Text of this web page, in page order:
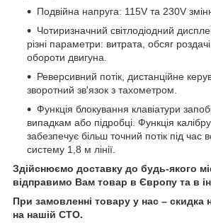
Подвійна напруга: 115V та 230V
Чотиризначний світлодіодний
різні параметри: витрата, обсяг
обороти двигуна.
Реверсивний потік, дистанційне
зворотний зв'язок з тахометром.
Функція блокування клавіатури
випадкам або підробці. Функція
забезпечує більш точний потік під час
систему 1,8 м лінії.
Здійснюємо доставку до будь-якого
відправимо Вам товар в Європу та в
При замовленні товару у нас – скидка
на нашій СТО.